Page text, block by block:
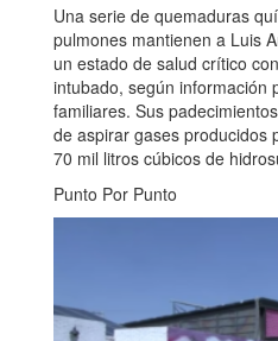
Una serie de quemaduras
pulmones mantienen a Luis
un estado de salud crítico
intubado, según información
familiares. Sus
de aspirar gases producidos
70 mil litros cúbicos de
Punto Por Punto